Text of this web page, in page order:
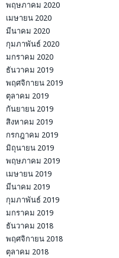
พฤษภาคม 2020
เมษายน 2020
มีนาคม 2020
กุมภาพันธ์ 2020
มกราคม 2020
ธันวาคม 2019
พฤศจิกายน 2019
ตุลาคม 2019
กันยายน 2019
สิงหาคม 2019
กรกฎาคม 2019
มิถุนายน 2019
พฤษภาคม 2019
เมษายน 2019
มีนาคม 2019
กุมภาพันธ์ 2019
มกราคม 2019
ธันวาคม 2018
พฤศจิกายน 2018
ตุลาคม 2018